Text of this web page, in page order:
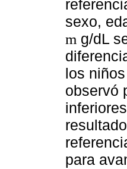
sexo,
m g/dL
los
observó
para